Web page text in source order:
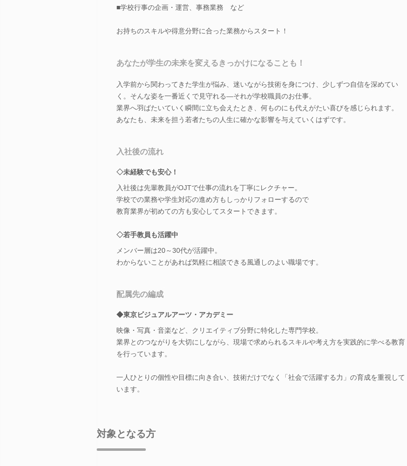
■学校行事の企画・運営、事務業務 など
お持ちのスキルや得意分野に合った業務からスタート！
あなたが学生の未来を変えるきっかけになることも！
入学前から関わってきた学生が悩み、迷いながら技術を身につけ、少しずつ自信を深めてい
く。そんな姿を一番近くで見守れる―それが学校職員のお仕事。
業界へ羽ばたいていく瞬間に立ち会えたとき、何ものにも代えがたい喜びを感じられます。
あなたも、未来を担う若者たちの人生に確かな影響を与えていくはずです。
入社後の流れ
◇未経験でも安心！
入社後は先輩教員がOJTで仕事の流れを丁寧にレクチャー。
学校での業務や学生対応の進め方もしっかりフォローするので
教育業界が初めての方も安心してスタートできます。
◇若手教員も活躍中
メンバー層は20～30代が活躍中。
わからないことがあれば気軽に相談できる風通しのよい職場です。
配属先の編成
◆東京ビジュアルアーツ・アカデミー
映像・写真・音楽など、クリエイティブ分野に特化した専門学校。
業界とのつながりを大切にしながら、現場で求められるスキルや考え方を実践的に学べる教育
を行っています。
一人ひとりの個性や目標に向き合い、技術だけでなく「社会で活躍する力」の育成を重視して
います。
対象となる方